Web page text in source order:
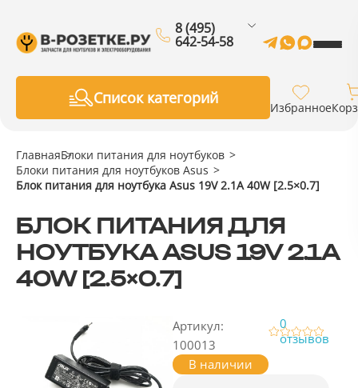
8 (495)
642-54-58
Список категорий
Избранное
ГлавнаяБлоки питания для ноутбуков
Блоки питания для ноутбуков Asus
Блок питания для ноутбука Asus 19V 2.1A 40W [2.5×0.7]
БЛОК ПИТАНИЯ ДЛЯ
НОУТБУКА ASUS 19V 2.1A
40W [2.5×0.7]
Артикул:
100013
В наличии
0
отзывов